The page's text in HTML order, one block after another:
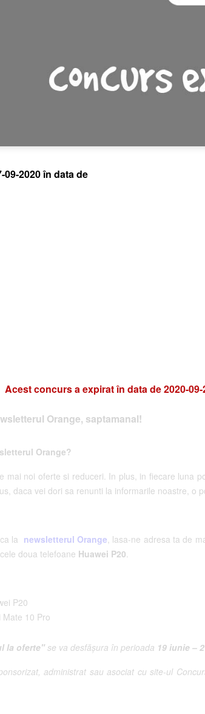
09-2020 în data de
Acest concurs a expirat în data de 2020-
Orange, saptamanal!
Orange?
mai noi oferte si reduceri. In plus, in fiecare luna
daca vei dori sa renunti la informarile noastre, o
la newsletterul Orange , lasa-ne adresa ta de
doua telefoane Huawei P20
P20
Mate 10 Pro
la oferte"se va desfășura în perioada 19 iunie –
administrat sau asociat cu site-ul